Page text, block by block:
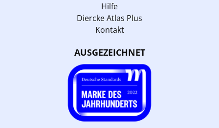
Hilfe
Diercke Atlas Plus
Kontakt
AUSGEZEICHNET